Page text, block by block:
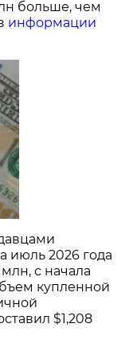
больше, чем
информации
июль 2026 года
с начала
купленной
$1,208